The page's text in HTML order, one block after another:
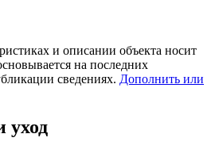
и описании объекта носит
на последних
сведениях. Дополнить или
уход